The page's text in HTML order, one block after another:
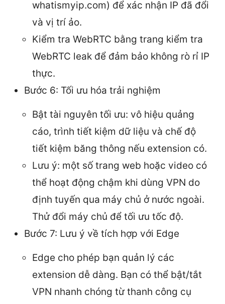
whatismyip.com) để xác nhận IP đã đổi
và vị trí ảo.
Kiểm tra WebRTC bằng trang kiểm tra
WebRTC leak để đảm bảo không rò rỉ IP
thực.
Bước 6: Tối ưu hóa trải nghiệm
Bật tài nguyên tối ưu: vô hiệu quảng
cáo, trình tiết kiệm dữ liệu và chế độ
tiết kiệm băng thông nếu extension có.
Lưu ý: một số trang web hoặc video có
thể hoạt động chậm khi dùng VPN do
định tuyến qua máy chủ ở nước ngoài.
Thử đổi máy chủ để tối ưu tốc độ.
Bước 7: Lưu ý về tích hợp với Edge
Edge cho phép bạn quản lý các
extension dễ dàng. Bạn có thể bật/tắt
VPN nhanh chóng từ thanh công cụ